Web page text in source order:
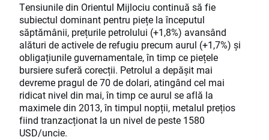
Tensiunile din Orientul Mijlociu continuă să fie
subiectul dominant pentru piețe la începutul
săptămânii, prețurile petrolului (+1,8%) avansând
alături de activele de refugiu precum aurul (+1,7%) și
obligațiunile guvernamentale, în timp ce piețele
bursiere suferă corecții. Petrolul a depășit mai
devreme pragul de 70 de dolari, atingând cel mai
ridicat nivel din mai, în timp ce aurul se află la
maximele din 2013, în timpul nopții, metalul prețios
fiind tranzacționat la un nivel de peste 1580
USD/uncie.